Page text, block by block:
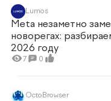
Lumos
Meta незаметно
новорегах:
2026 году
7 0
OctoBrowser